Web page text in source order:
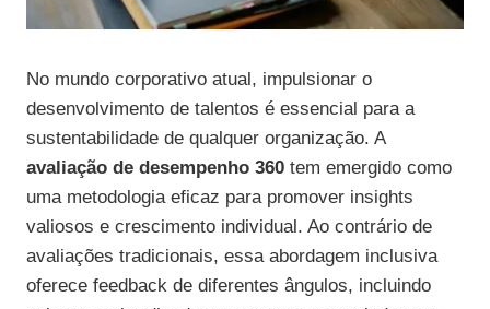
No mundo corporativo atual, impulsionar o
desenvolvimento de talentos é essencial para a
sustentabilidade de qualquer organização. A
avaliação de desempenho 360 tem emergido como
uma metodologia eficaz para promover insights
valiosos e crescimento individual. Ao contrário de
avaliações tradicionais, essa abordagem inclusiva
oferece feedback de diferentes ângulos, incluindo